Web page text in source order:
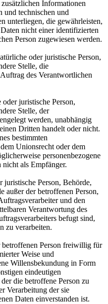
Informationen
und technischen und
unterliegen, die gewährleisten,
nicht einer identifizierten
Person zugewiesen werden.
oder juristische Person,
Stelle, die
des Verantwortlichen
juristische Person,
Stelle, der
werden, unabhängig
Dritten handelt oder nicht.
bestimmten
Unionsrecht oder dem
personenbezogene
nicht als Empfänger.
juristische Person, Behörde,
außer der betroffenen Person,
und den
Verantwortung des
befugt sind,
zu verarbeiten.
Person freiwillig für
Weise und
Willensbekundung in Form
eindeutigen
die betroffene Person zu
Verarbeitung der sie
Daten einverstanden ist.